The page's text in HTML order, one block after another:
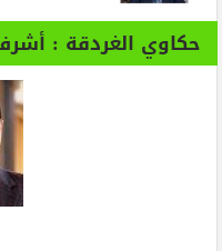
حكاوي الغردقة :